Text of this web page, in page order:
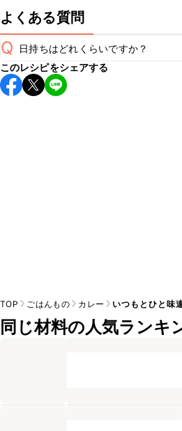
よくある質問
Q 日持ちはどれくらいですか？
保存期間は冷蔵で当日中が目安です
し上がりください。
このレシピをシェアする
TOP ごはんもの カレー いつもとひと味
同じ材料の人気ランキ